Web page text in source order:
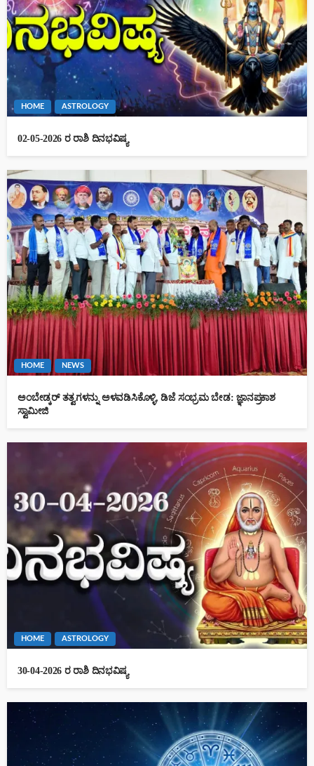
HOME ASTROLOGY
02-05-2026 ರ ರಾಶಿ ದಿನಭವಿಷ್ಯ
HOME NEWS
ಅಂಬೇಡ್ಕರ್ ತತ್ವಗಳನ್ನು ಅಳವಡಿಸಿಕೊಳ್ಳಿ, ಡಿಜೆ ಸಂಭ್ರಮ ಬೇಡ: ಜ್ಞಾನಪ್ರಕಾಶ
ಸ್ವಾಮೀಜಿ
HOME ASTROLOGY
30-04-2026 ರ ರಾಶಿ ದಿನಭವಿಷ್ಯ